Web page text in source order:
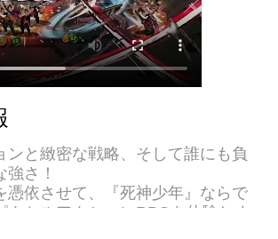
ンと緻密な戦略、そして誰にも負
さ！
憑依させて、『死神少年』ならで
クセルアクションRPGを体験しま